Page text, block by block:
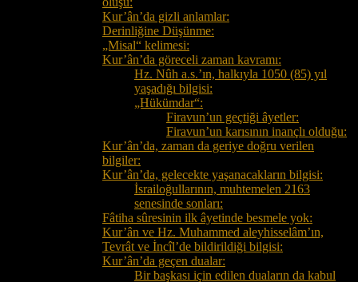
Kur’ân’da gizli anlamlar:
Derinliğine Düşünme:
„Misal“ kelimesi:
Kur’ân’da göreceli zaman kavramı:
Hz. Nûh a.s.’ın, halkıyla 1050 (85) yıl
yaşadığı bilgisi:
„Hükümdar“:
Firavun’un geçtiği âyetler:
Firavun’un karısının inançlı olduğu:
Kur’ân’da, zaman da geriye doğru verilen
bilgiler:
Kur’ân’da, gelecekte yaşanacakların bilgisi:
İsrailoğullarının, muhtemelen 2163
senesinde sonları:
Fâtiha sûresinin ilk âyetinde besmele yok:
Kur’ân ve Hz. Muhammed aleyhisselâm’ın,
Tevrât ve İncîl’de bildirildiği bilgisi:
Kur’ân’da geçen dualar:
Bir başkası için edilen duaların da kabul